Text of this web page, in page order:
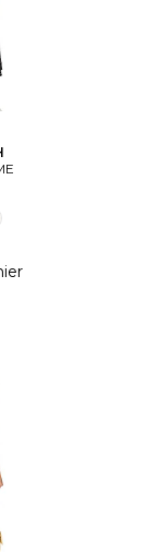
ROBE MAXI TRISTA